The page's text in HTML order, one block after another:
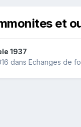
et
1937
dans Echanges de